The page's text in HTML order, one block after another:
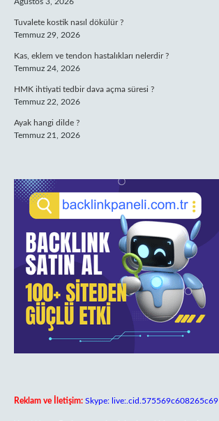
Tuvalete kostik nasıl dökülür ?
Temmuz 29, 2026
Kas, eklem ve tendon hastalıkları nelerdir ?
Temmuz 24, 2026
HMK ihtiyati tedbir dava açma süresi ?
Temmuz 22, 2026
Ayak hangi dilde ?
Temmuz 21, 2026
Reklam ve İletişim: Skype: live:.cid.575569c608265c69